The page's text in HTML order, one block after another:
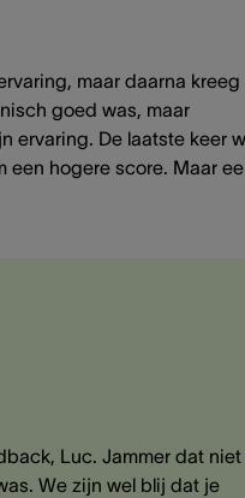
maar daarna kreeg
goed was, maar
ervaring. De laatste keer
een hogere score. Maar
Luc. Jammer dat niet
We zijn wel blij dat je